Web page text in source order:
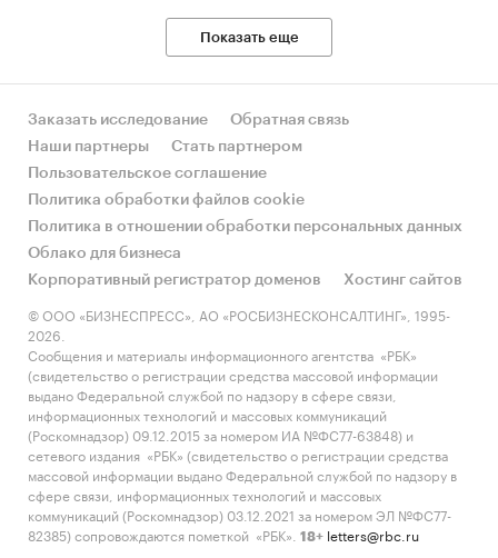
Показать еще
Заказать исследование
Обратная связь
Наши партнеры
Стать партнером
Пользовательское соглашение
Политика обработки файлов cookie
Политика в отношении обработки персональных данных
Облако для бизнеса
Корпоративный регистратор доменов
Хостинг сайтов
© ООО «БИЗНЕСПРЕСС», АО «РОСБИЗНЕСКОНСАЛТИНГ», 1995-
2026.
Сообщения и материалы информационного агентства «РБК»
(свидетельство о регистрации средства массовой информации
выдано Федеральной службой по надзору в сфере связи,
информационных технологий и массовых коммуникаций
(Роскомнадзор) 09.12.2015 за номером ИА №ФС77-63848) и
сетевого издания «РБК» (свидетельство о регистрации средства
массовой информации выдано Федеральной службой по надзору в
сфере связи, информационных технологий и массовых
коммуникаций (Роскомнадзор) 03.12.2021 за номером ЭЛ №ФС77-
82385) сопровождаются пометкой «РБК».
18+ letters@rbc.ru